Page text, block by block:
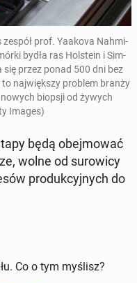
zespół prof. Yaakova Nah­mi­
bydła ras Hol­stein i Sim­
przez ponad 500 dnibez
na­jwięk­szy problem branży
biopsji od żywych
Images)
będą obe­j­mować
wolne od surow­icy
pro­duk­cyjnych do
Co o tym myślisz?